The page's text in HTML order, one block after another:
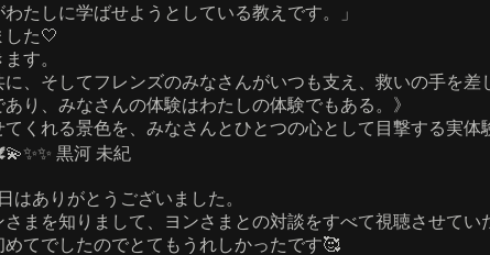
たしに学ばせようとしている教えです。」
した🤍
す。
、そしてフレンズのみなさんがいつも支え、救いの手を差
り、みなさんの体験はわたしの体験でもある。》
くれる景色を、みなさんとひとつの心として目撃する実
黒河 未紀
はありがとうございました。
まを知りまして、ヨンさまとの対談をすべて視聴させて
てでしたのでとてもうれしかったです🥰